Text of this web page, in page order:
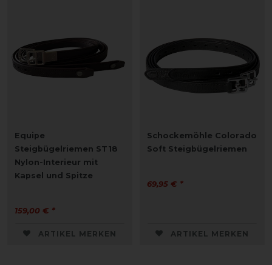
Equipe
Steigbügelriemen ST18
Nylon-Interieur mit
Kapsel und Spitze
159,00 € *
ARTIKEL MERKEN
Schockemöhle Colorado
Soft Steigbügelriemen
69,95 € *
ARTIKEL MERKEN